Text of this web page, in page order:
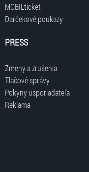
MOBILticket
Darčekové poukazy
PRESS
Zmeny a zrušenia
Tlačové správy
Pokyny usporiadateľa
Reklama